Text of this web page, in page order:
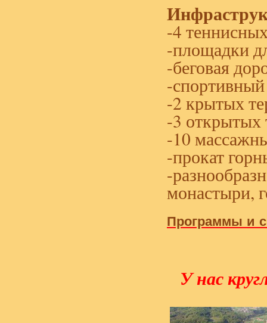
-4
-площадки
-беговая
-
-2 крытых
-3 открытых
-10
-прокат
-
монастыри,
Программы и
У нас